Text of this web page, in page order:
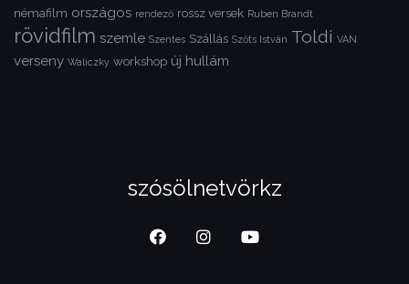
némafilm országos rendező rossz versek Ruben Brandt
rövidfilm szemle Szentes Szállás Szőts István Toldi VAN
verseny Waliczky workshop új hullám
szósölnetvörkz